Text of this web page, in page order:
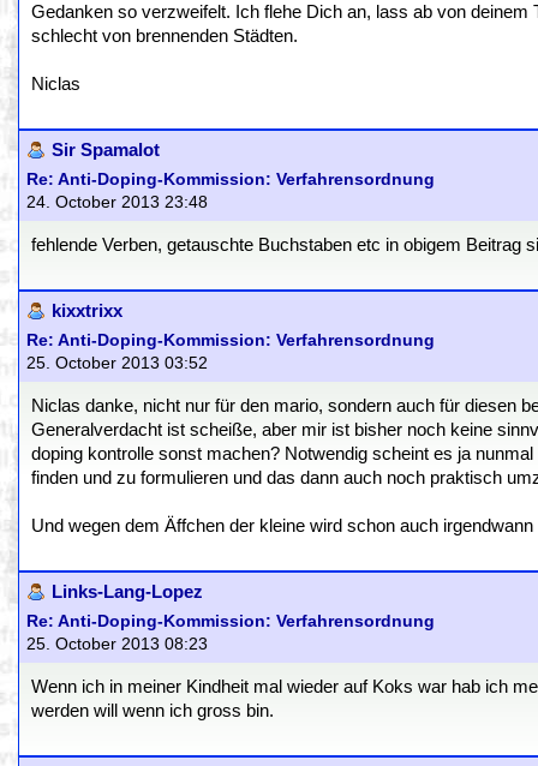
Gedanken so verzweifelt. Ich flehe Dich an, lass ab von
schlecht von brennenden Städten.
Niclas
Sir Spamalot
Re: Anti-Doping-Kommission: Verfahrensordnung
24. October 2013 23:48
fehlende Verben, getauschte Buchstaben etc in obigem Beitrag
kixxtrixx
Re: Anti-Doping-Kommission: Verfahrensordnung
25. October 2013 03:52
Niclas danke, nicht nur für den mario, sondern auch für diesen
Generalverdacht ist scheiße, aber mir ist bisher noch keine
doping kontrolle sonst machen? Notwendig scheint es ja
finden und zu formulieren und das dann auch noch praktisch
Und wegen dem Äffchen der kleine wird schon auch
Links-Lang-Lopez
Re: Anti-Doping-Kommission: Verfahrensordnung
25. October 2013 08:23
Wenn ich in meiner Kindheit mal wieder auf Koks war hab ich
werden will wenn ich gross bin.